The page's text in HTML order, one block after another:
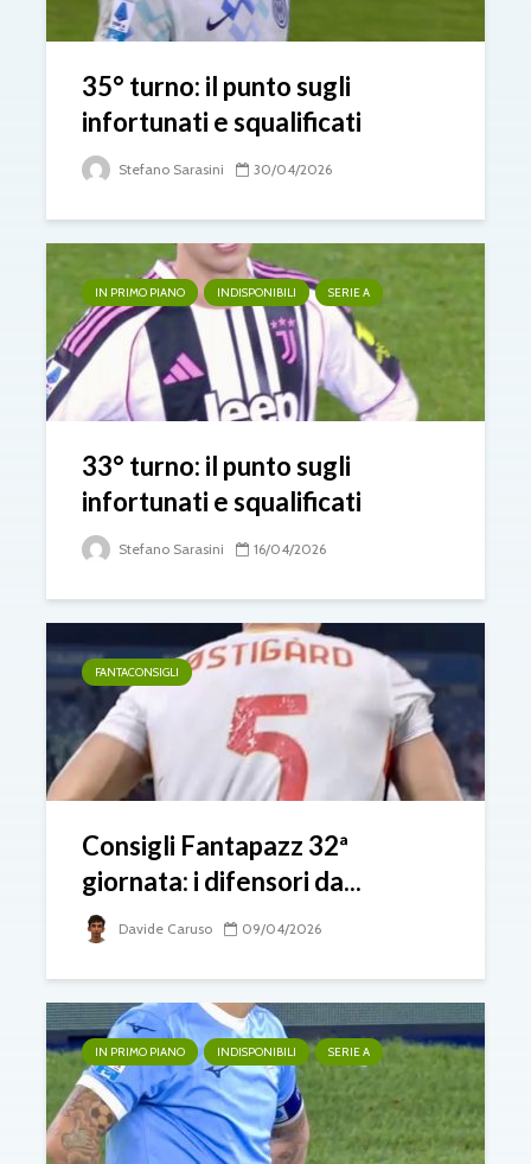
35° turno: il punto sugli
infortunati e squalificati
Stefano Sarasini 30/04/2026
IN PRIMO PIANO INDISPONIBILI SERIE A
33° turno: il punto sugli
infortunati e squalificati
Stefano Sarasini 16/04/2026
FANTACONSIGLI
Consigli Fantapazz 32ª
giornata: i difensori da...
Davide Caruso 09/04/2026
IN PRIMO PIANO INDISPONIBILI SERIE A